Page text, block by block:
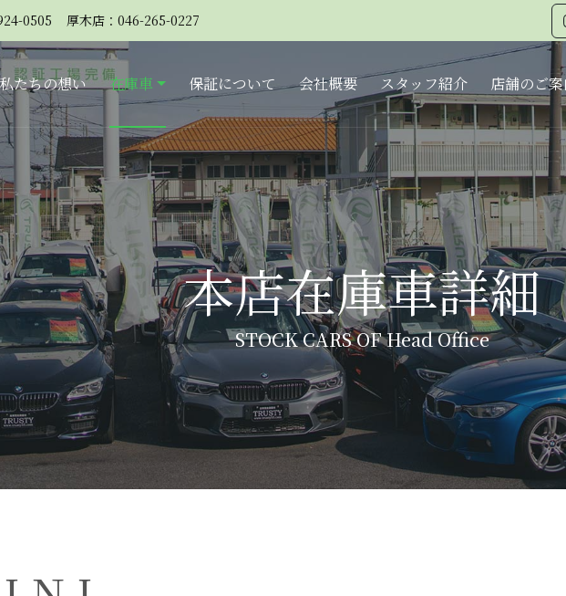
0505 厚木店：046-265-0227
私たちの想い 在庫車 保証について 会社概要 スタッフ紹介 店舗のご
本店在庫車詳細
STOCK CARS OF Head Office